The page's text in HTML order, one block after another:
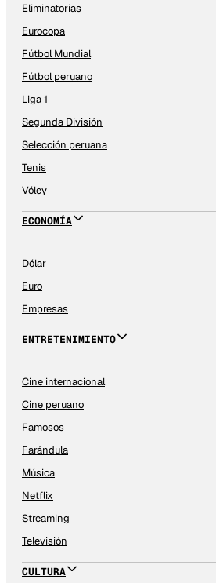
Eliminatorias
Eurocopa
Fútbol Mundial
Fútbol peruano
Liga 1
Segunda División
Selección peruana
Tenis
Vóley
ECONOMÍA
Dólar
Euro
Empresas
ENTRETENIMIENTO
Cine internacional
Cine peruano
Famosos
Farándula
Música
Netflix
Streaming
Televisión
CULTURA